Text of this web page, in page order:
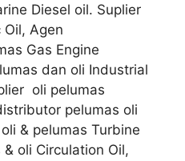
Diesel oil. Suplier
Agen
Gas Engine
dan oli Industrial
oli pelumas
pelumas oli
& pelumas Turbine
oli Circulation Oil,